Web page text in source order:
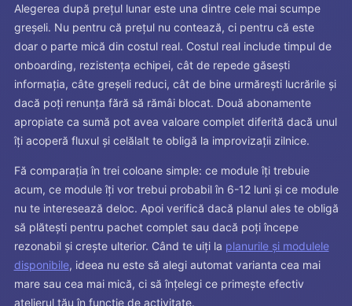
Alegerea după prețul lunar este una dintre cele mai scumpe
greșeli. Nu pentru că prețul nu contează, ci pentru că este
doar o parte mică din costul real. Costul real include timpul de
onboarding, rezistența echipei, cât de repede găsești
informația, câte greșeli reduci, cât de bine urmărești lucrările și
dacă poți renunța fără să rămâi blocat. Două abonamente
apropiate ca sumă pot avea valoare complet diferită dacă unul
îți acoperă fluxul și celălalt te obligă la improvizații zilnice.
Fă comparația în trei coloane simple: ce module îți trebuie
acum, ce module îți vor trebui probabil în 6-12 luni și ce module
nu te interesează deloc. Apoi verifică dacă planul ales te obligă
să plătești pentru pachet complet sau dacă poți începe
rezonabil și crește ulterior. Când te uiți la planurile și modulele
disponibile, ideea nu este să alegi automat varianta cea mai
mare sau cea mai mică, ci să înțelegi ce primește efectiv
atelierul tău în funcție de activitate.